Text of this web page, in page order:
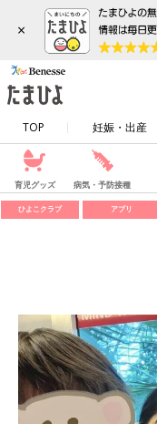
×
TOP 妊娠・出産
育児グッズ 病気・予防接種
ひよこクラブ アプリ